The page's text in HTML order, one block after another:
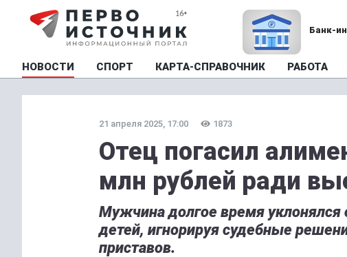
Банк-
НОВОСТИ СПОРТ КАРТА-СПРАВОЧНИК РАБОТА
21 апреля 2025, 17:00 1873
Отец погасил
млн рублей ради
Мужчина долгое время
детей, игнорируя судебные
приставов.